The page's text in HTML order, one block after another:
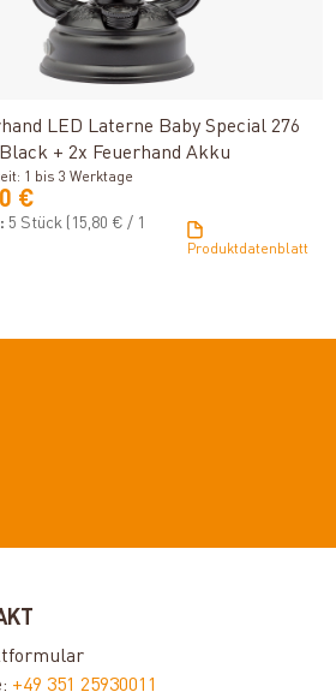
Produkt ansehen
LED Laterne Baby Special 276
+ 2x Feuerhand Akku
1 bis 3 Werktage
€
5 Stück
(15,80 € / 1
Produktdatenblatt
+49 351 25930011